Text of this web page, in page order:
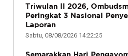
Triwulan II 2026,
Peringkat 3 Nasional
Laporan
Sabtu, 08/08/2026 14:22:25